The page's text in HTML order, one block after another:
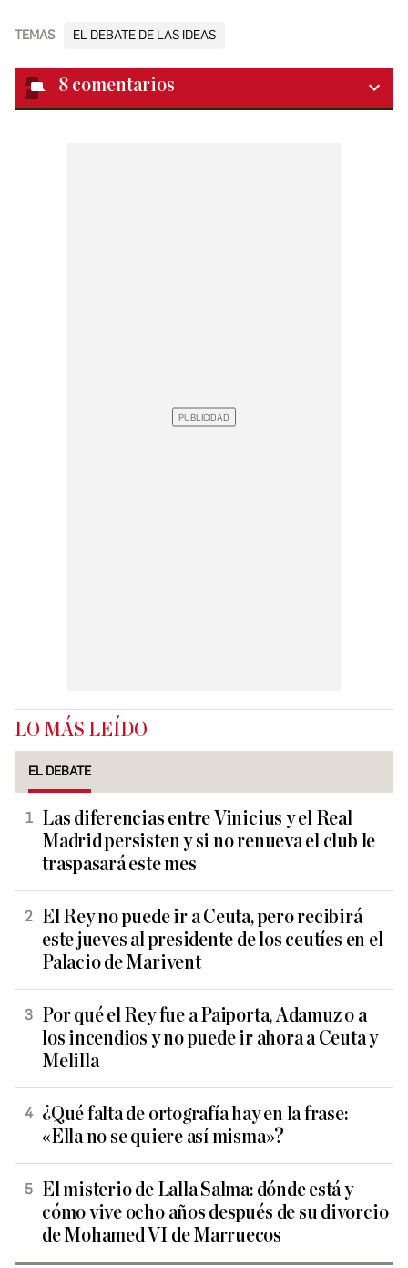
TEMAS EL DEBATE DE LAS IDEAS
8 comentarios
LO MÁS LEÍDO
EL DEBATE
Las diferencias entre Vinicius y el Real
Madrid persisten y si no renueva el club le
traspasará este mes
El Rey no puede ir a Ceuta, pero recibirá
este jueves al presidente de los ceutíes en el
Palacio de Marivent
Por qué el Rey fue a Paiporta, Adamuz o a
los incendios y no puede ir ahora a Ceuta y
Melilla
¿Qué falta de ortografía hay en la frase:
«Ella no se quiere así misma»?
El misterio de Lalla Salma: dónde está y
cómo vive ocho años después de su divorcio
de Mohamed VI de Marruecos